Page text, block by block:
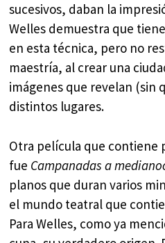
sucesivos, daban la
Welles demuestra que
en esta técnica, pero no
maestría, al crear una
imágenes que revelan (sin
distintos lugares.
Otra película que contiene
fue Campanadas a
planos que duran varios
el mundo teatral que
Para Welles, como ya